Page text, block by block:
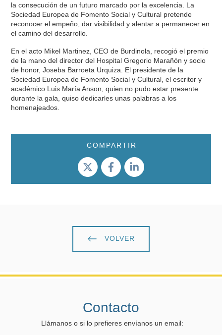
la consecución de un futuro marcado por la excelencia. La
Sociedad Europea de Fomento Social y Cultural pretende
reconocer el empeño, dar visibilidad y alentar a permanecer en
el camino del desarrollo.
En el acto Mikel Martinez, CEO de Burdinola, recogió el premio
de la mano del director del Hospital Gregorio Marañón y socio
de honor, Joseba Barroeta Urquiza. El presidente de la
Sociedad Europea de Fomento Social y Cultural, el escritor y
académico Luis María Anson, quien no pudo estar presente
durante la gala, quiso dedicarles unas palabras a los
homenajeados.
COMPARTIR
VOLVER
Contacto
Llámanos o si lo prefieres envíanos un email: